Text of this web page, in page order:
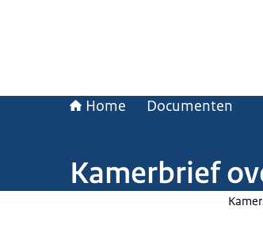
Home Documenten
Kamerbrief